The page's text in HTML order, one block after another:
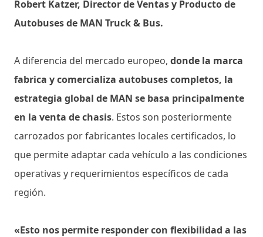
Robert Katzer, Director de Ventas y Producto de
Autobuses de MAN Truck & Bus.
A diferencia del mercado europeo, donde la marca
fabrica y comercializa autobuses completos, la
estrategia global de MAN se basa principalmente
en la venta de chasis. Estos son posteriormente
carrozados por fabricantes locales certificados, lo
que permite adaptar cada vehículo a las condiciones
operativas y requerimientos específicos de cada
región.
«Esto nos permite responder con flexibilidad a las